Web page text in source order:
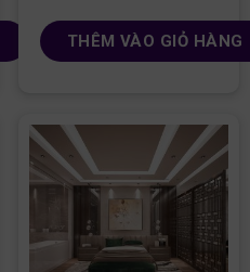
THÊM VÀO GIỎ HÀNG